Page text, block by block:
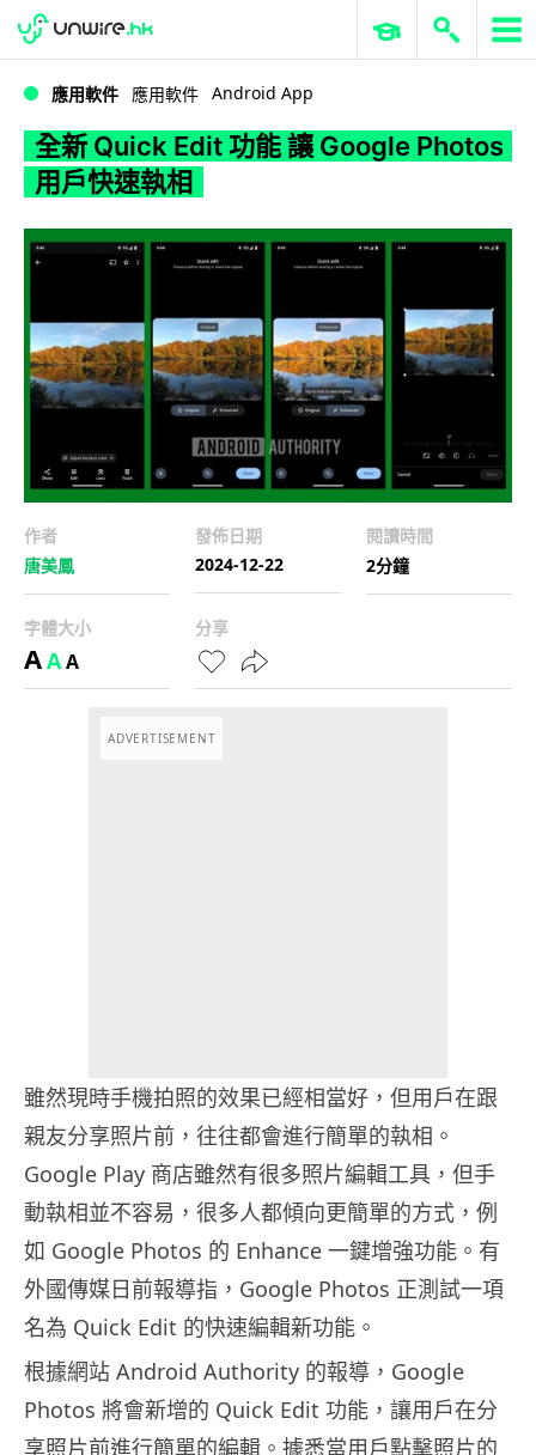
WWDC 2026 ERP 與商業 AI
應用軟件 應用軟件 Android App
全新 Quick Edit 功能 讓 Google Photos
用戶快速執相
作者
唐美鳳
發佈日期
2024-12-22
閱讀時間
2分鐘
字體大小
AAA
分享
ADVERTISEMENT
雖然現時手機拍照的效果已經相當好，但用戶在跟
親友分享照片前，往往都會進行簡單的執相。
Google Play 商店雖然有很多照片編輯工具，但手
動執相並不容易，很多人都傾向更簡單的方式，例
如 Google Photos 的 Enhance 一鍵增強功能。有
外國傳媒日前報導指，Google Photos 正測試一項
名為 Quick Edit 的快速編輯新功能。
根據網站 Android Authority 的報導，Google
Photos 將會新增的 Quick Edit 功能，讓用戶在分
享照片前進行簡單的編輯。據悉當用戶點擊照片的